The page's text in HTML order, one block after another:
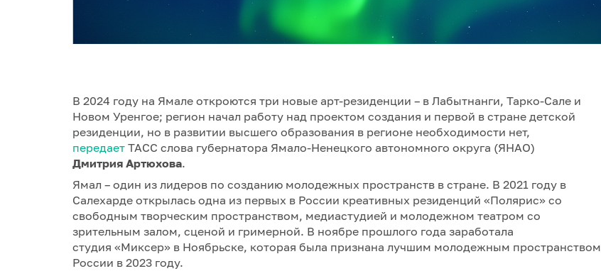
В 2024 году на Ямале откроются три новые арт-резиденции – в Лабытнанги, Тарко-Сале и
Новом Уренгое; регион начал работу над проектом создания и первой в стране детской
резиденции, но в развитии высшего образования в регионе необходимости нет,
передает ТАСС слова губернатора Ямало-Ненецкого автономного округа (ЯНАО)
Дмитрия Артюхова.
Ямал – один из лидеров по созданию молодежных пространств в стране. В 2021 году в
Салехарде открылась одна из первых в России креативных резиденций «Полярис» со
свободным творческим пространством, медиастудией и молодежном театром со
зрительным залом, сценой и гримерной. В ноябре прошлого года заработала
студия «Миксер» в Ноябрьске, которая была признана лучшим молодежным пространством
России в 2023 году.